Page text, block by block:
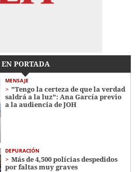
EN PORTADA
MENSAJE
"Tengo la certeza de que la verdad
saldrá a la luz": Ana García previo
a la audiencia de JOH
DEPURACIÓN
Más de 4,500 polícias despedidos
por faltas muy graves